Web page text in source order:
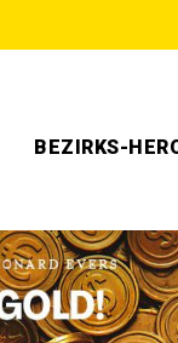
BEZIRKS-